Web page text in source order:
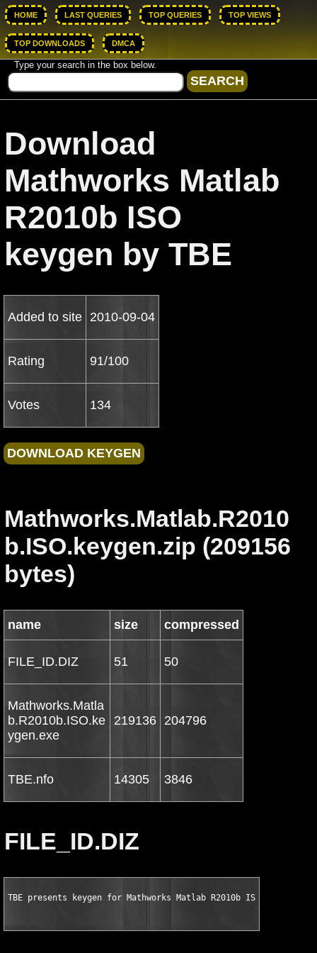
HOME LAST QUERIES TOP QUERIES TOP VIEWS
TOP DOWNLOADS DMCA
Type your search in the box below.
Download
Mathworks Matlab
R2010b ISO
keygen by TBE
Added to site 2010-09-04
Rating 91/100
Votes 134
Mathworks.Matlab.R2010
b.ISO.keygen.zip (209156
bytes)
name size compressed
FILE_ID.DIZ 51 50
Mathworks.Matla
b.R2010b.ISO.ke
ygen.exe
219136 204796
TBE.nfo 14305 3846
FILE_ID.DIZ
TBE presents keygen for Mathworks Matlab R2010b ISO